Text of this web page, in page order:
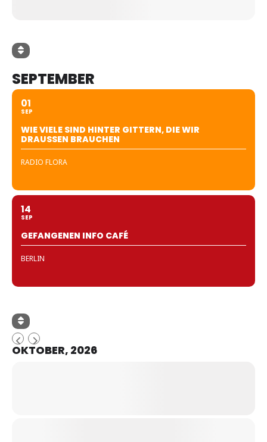
SEPTEMBER
01
SEP
WIE VIELE SIND HINTER GITTERN, DIE WIR
DRAUSSEN BRAUCHEN
RADIO FLORA
14
SEP
GEFANGENEN INFO CAFÉ
BERLIN
OKTOBER, 2026